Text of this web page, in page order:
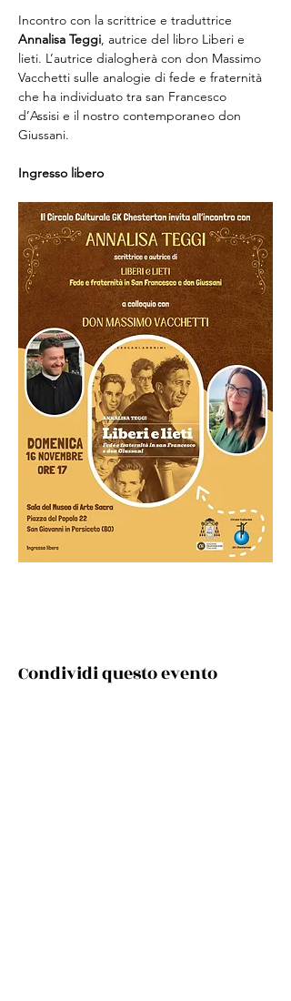
Incontro con la scrittrice e traduttrice
Annalisa Teggi, autrice del libro Liberi e
lieti. L’autrice dialogherà con don Massimo
Vacchetti sulle analogie di fede e fraternità
che ha individuato tra san Francesco
d’Assisi e il nostro contemporaneo don
Giussani.
Ingresso libero
Condividi questo evento